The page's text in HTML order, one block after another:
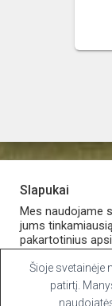
PARDUOTUVĖ
Slapukai
Mes naudojame
jums
pakartotinius
sutinkate naudoti
Slapukų
Šioje svetainėje
patirtį.